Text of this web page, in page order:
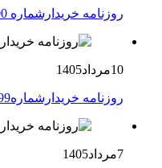
روزنامه خریدارشماره 2200
10مرداد1405
روزنامه خریدارشماره2199
7مرداد1405